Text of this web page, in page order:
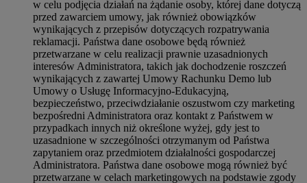
w celu podjęcia działań na żądanie osoby, której dane dotyczą
przed zawarciem umowy, jak również obowiązków
wynikających z przepisów dotyczących rozpatrywania
reklamacji. Państwa dane osobowe będą również
przetwarzane w celu realizacji prawnie uzasadnionych
interesów Administratora, takich jak dochodzenie roszczeń
wynikających z zawartej Umowy Rachunku Demo lub
Umowy o Usługę Informacyjno-Edukacyjną,
bezpieczeństwo, przeciwdziałanie oszustwom czy marketing
bezpośredni Administratora oraz kontakt z Państwem w
przypadkach innych niż określone wyżej, gdy jest to
uzasadnione w szczególności otrzymanym od Państwa
zapytaniem oraz przedmiotem działalności gospodarczej
Administratora. Państwa dane osobowe mogą również być
przetwarzane w celach marketingowych na podstawie zgody